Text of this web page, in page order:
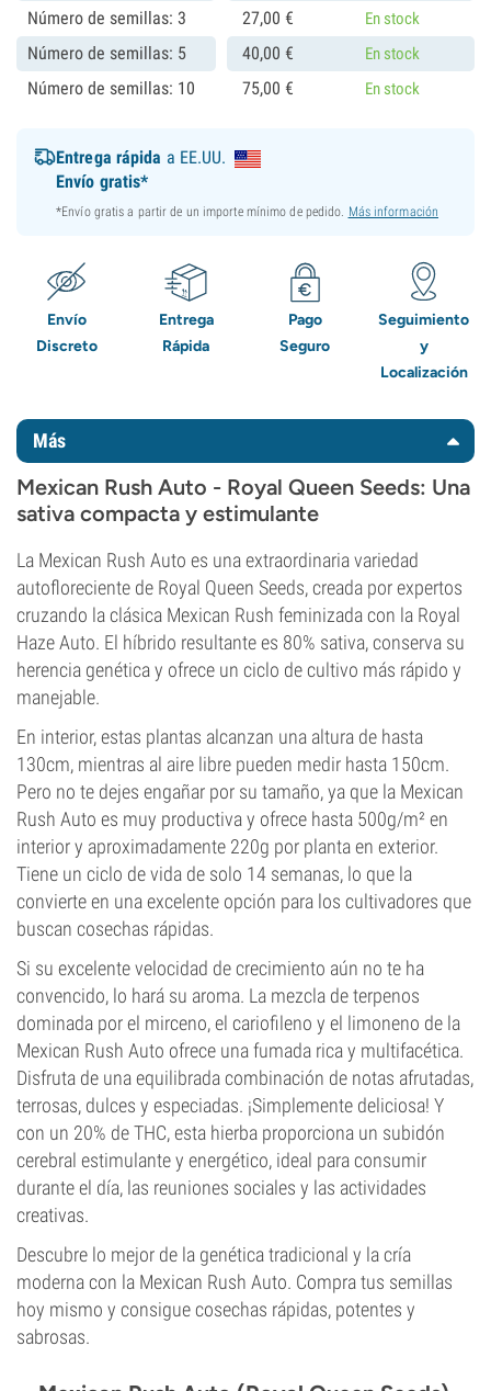
Número de semillas: 3 27,00 € En stock
Número de semillas: 5 40,00 € En stock
Número de semillas: 10 75,00 € En stock
Entrega rápida a EE.UU.
Envío gratis*
*Envío gratis a partir de un importe mínimo de pedido. Más información
Envío
Discreto
Entrega
Rápida
Pago
Seguro
Seguimiento
y
Localización
Más
Mexican Rush Auto - Royal Queen Seeds: Una
sativa compacta y estimulante
La Mexican Rush Auto es una extraordinaria variedad
autofloreciente de Royal Queen Seeds, creada por expertos
cruzando la clásica Mexican Rush feminizada con la Royal
Haze Auto. El híbrido resultante es 80% sativa, conserva su
herencia genética y ofrece un ciclo de cultivo más rápido y
manejable.
En interior, estas plantas alcanzan una altura de hasta
130cm, mientras al aire libre pueden medir hasta 150cm.
Pero no te dejes engañar por su tamaño, ya que la Mexican
Rush Auto es muy productiva y ofrece hasta 500g/m² en
interior y aproximadamente 220g por planta en exterior.
Tiene un ciclo de vida de solo 14 semanas, lo que la
convierte en una excelente opción para los cultivadores que
buscan cosechas rápidas.
Si su excelente velocidad de crecimiento aún no te ha
convencido, lo hará su aroma. La mezcla de terpenos
dominada por el mirceno, el cariofileno y el limoneno de la
Mexican Rush Auto ofrece una fumada rica y multifacética.
Disfruta de una equilibrada combinación de notas afrutadas,
terrosas, dulces y especiadas. ¡Simplemente deliciosa! Y
con un 20% de THC, esta hierba proporciona un subidón
cerebral estimulante y energético, ideal para consumir
durante el día, las reuniones sociales y las actividades
creativas.
Descubre lo mejor de la genética tradicional y la cría
moderna con la Mexican Rush Auto. Compra tus semillas
hoy mismo y consigue cosechas rápidas, potentes y
sabrosas.